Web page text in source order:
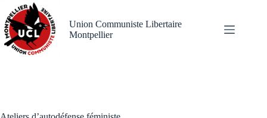
Passer
au
contenu
Union Communiste Libertaire
Montpellier